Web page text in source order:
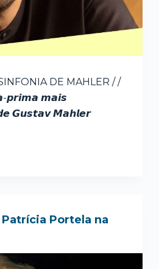
DE MAHLER / /
𝙥𝙧𝙞𝙢𝙖 𝙢𝙖𝙞𝙨
𝙂𝙪𝙨𝙩𝙖𝙫 𝙈𝙖𝙝𝙡𝙚𝙧
Portela na